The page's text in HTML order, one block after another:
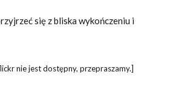
się z bliska wykończeniu i
nie jest dostępny, przepraszamy.]